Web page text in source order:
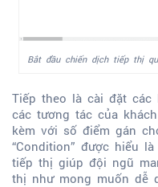
Bắt đầu chiến dịch tiếp thị
Tiếp theo là cài đặt
các tương tác của
kèm với số điểm gán
“Condition” được hiểu
tiếp thị giúp đội ngũ
thị như mong muốn dễ